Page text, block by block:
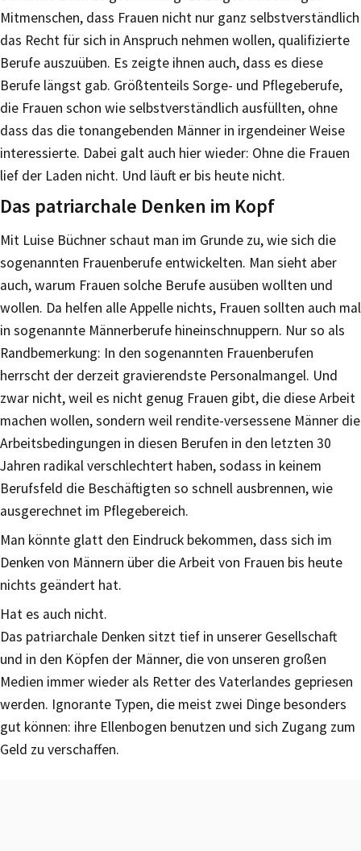
Mitmenschen, dass Frauen nicht nur ganz selbstverständlich
das Recht für sich in Anspruch nehmen wollen, qualifizierte
Berufe auszuüben. Es zeigte ihnen auch, dass es diese
Berufe längst gab. Größtenteils Sorge- und Pflegeberufe,
die Frauen schon wie selbstverständlich ausfüllten, ohne
dass das die tonangebenden Männer in irgendeiner Weise
interessierte. Dabei galt auch hier wieder: Ohne die Frauen
lief der Laden nicht. Und läuft er bis heute nicht.
Das patriarchale Denken im Kopf
Mit Luise Büchner schaut man im Grunde zu, wie sich die
sogenannten Frauenberufe entwickelten. Man sieht aber
auch, warum Frauen solche Berufe ausüben wollten und
wollen. Da helfen alle Appelle nichts, Frauen sollten auch mal
in sogenannte Männerberufe hineinschnuppern. Nur so als
Randbemerkung: In den sogenannten Frauenberufen
herrscht der derzeit gravierendste Personalmangel. Und
zwar nicht, weil es nicht genug Frauen gibt, die diese Arbeit
machen wollen, sondern weil rendite-versessene Männer die
Arbeitsbedingungen in diesen Berufen in den letzten 30
Jahren radikal verschlechtert haben, sodass in keinem
Berufsfeld die Beschäftigten so schnell ausbrennen, wie
ausgerechnet im Pflegebereich.
Man könnte glatt den Eindruck bekommen, dass sich im
Denken von Männern über die Arbeit von Frauen bis heute
nichts geändert hat.
Hat es auch nicht.
Das patriarchale Denken sitzt tief in unserer Gesellschaft
und in den Köpfen der Männer, die von unseren großen
Medien immer wieder als Retter des Vaterlandes gepriesen
werden. Ignorante Typen, die meist zwei Dinge besonders
gut können: ihre Ellenbogen benutzen und sich Zugang zum
Geld zu verschaffen.